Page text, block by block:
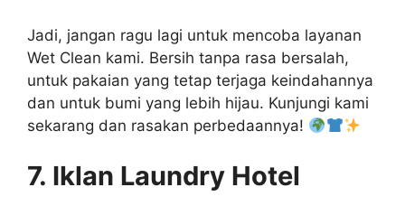
Jadi, jangan ragu lagi untuk mencoba layanan
Wet Clean kami. Bersih tanpa rasa bersalah,
untuk pakaian yang tetap terjaga keindahannya
dan untuk bumi yang lebih hijau. Kunjungi kami
sekarang dan rasakan perbedaannya!
7. Iklan Laundry Hotel